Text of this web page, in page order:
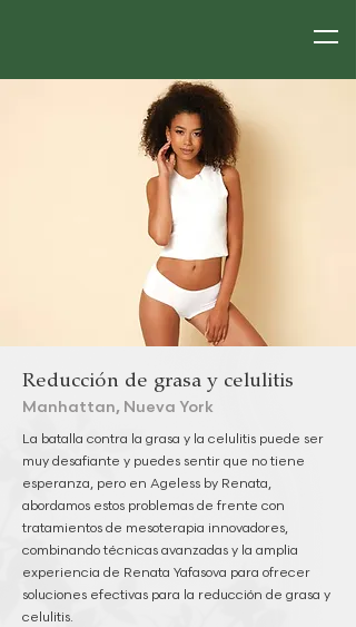
Reducción de grasa y celulitis
Manhattan, Nueva York
La batalla contra la grasa y la celulitis puede ser
muy desafiante y puedes sentir que no tiene
esperanza, pero en Ageless by Renata,
abordamos estos problemas de frente con
tratamientos de mesoterapia innovadores,
combinando técnicas avanzadas y la amplia
experiencia de Renata Yafasova para ofrecer
soluciones efectivas para la reducción de grasa y
celulitis.